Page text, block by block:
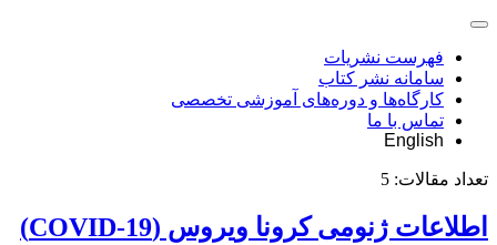
فهرست نشریات
سامانه نشر کتاب
کارگاه‌ها و دوره‌های آموزشی تخصصی
تماس با ما
English
تعداد مقالات: 5
اطلاعات ژنومی کرونا ویروس (COVID-19)